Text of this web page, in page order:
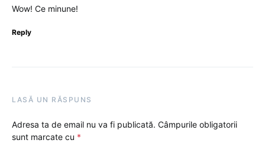
Wow! Ce minune!
Reply
LASĂ UN RĂSPUNS
Adresa ta de email nu va fi publicată. Câmpurile obligatorii
sunt marcate cu *